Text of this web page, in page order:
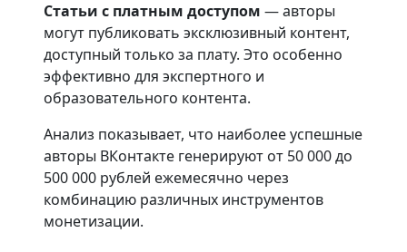
Статьи с платным доступом — авторы
могут публиковать эксклюзивный контент,
доступный только за плату. Это особенно
эффективно для экспертного и
образовательного контента.
Анализ показывает, что наиболее успешные
авторы ВКонтакте генерируют от 50 000 до
500 000 рублей ежемесячно через
комбинацию различных инструментов
монетизации.